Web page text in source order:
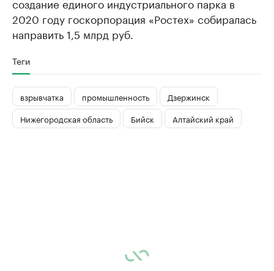
2020 году госкорпорация «Ростех» собиралась
направить 1,5 млрд руб.
Теги
взрывчатка промышленность
Дзержинск
Нижегородская область
Бийск Алтайский край